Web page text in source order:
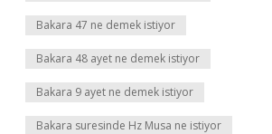
Bakara 47 ne demek istiyor
Bakara 48 ayet ne demek istiyor
Bakara 9 ayet ne demek istiyor
Bakara suresinde Hz Musa ne istiyor